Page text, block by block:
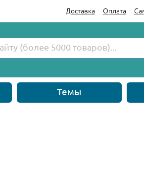
Доставка Оплата
Темы